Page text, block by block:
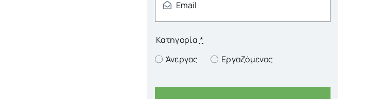
Κατηγορία *
Άνεργος
Εργαζόμενος